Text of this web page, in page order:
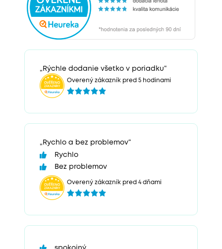
„Rýchle dodanie všetko v poriadku“
Overený zákazník pred 5 hodinami
„Rychlo a bez problemov“
Rychlo
Bez problemov
Overený zákazník pred 4 dňami